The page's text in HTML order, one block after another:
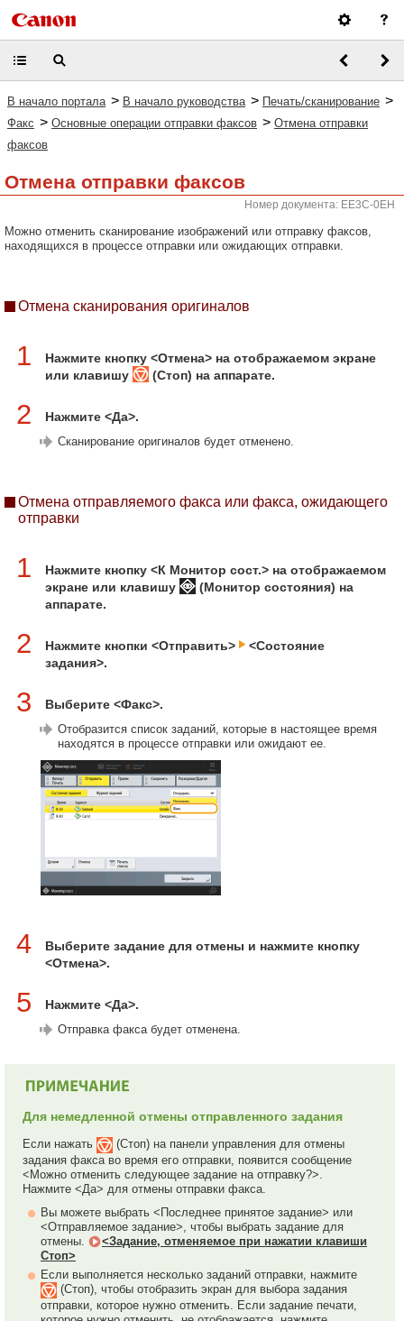
В начало портала > В начало руководства > Печать/сканирование >
Факс > Основные операции отправки факсов > Отмена отправки
факсов
Отмена отправки факсов
Номер документа: EE3C-0EH
Можно отменить сканирование изображений или отправку факсов,
находящихся в процессе отправки или ожидающих отправки.
Отмена сканирования оригиналов
1
Нажмите кнопку <Отмена> на отображаемом экране
или клавишу
(Стоп) на аппарате.
2 Нажмите <Да>.
Сканирование оригиналов будет отменено.
Отмена отправляемого факса или факса, ожидающего
отправки
1
Нажмите кнопку <К Монитор сост.> на отображаемом
экране или клавишу
(Монитор состояния) на
аппарате.
2 Нажмите кнопки <Отправить>
<Состояние
задания>.
3 Выберите <Факс>.
Отобразится список заданий, которые в настоящее время
находятся в процессе отправки или ожидают ее.
4
Выберите задание для отмены и нажмите кнопку
<Отмена>.
5 Нажмите <Да>.
Отправка факса будет отменена.
Для немедленной отмены отправленного задания
Если нажать
(Стоп) на панели управления для отмены
задания факса во время его отправки, появится сообщение
<Можно отменить следующее задание на отправку?>.
Нажмите <Да> для отмены отправки факса.
Вы можете выбрать <Последнее принятое задание> или
<Отправляемое задание>, чтобы выбрать задание для
отмены.
<Задание, отменяемое при нажатии клавиши
Стоп>
Если выполняется несколько заданий отправки, нажмите
(Стоп), чтобы отобразить экран для выбора задания
отправки, которое нужно отменить. Если задание печати,